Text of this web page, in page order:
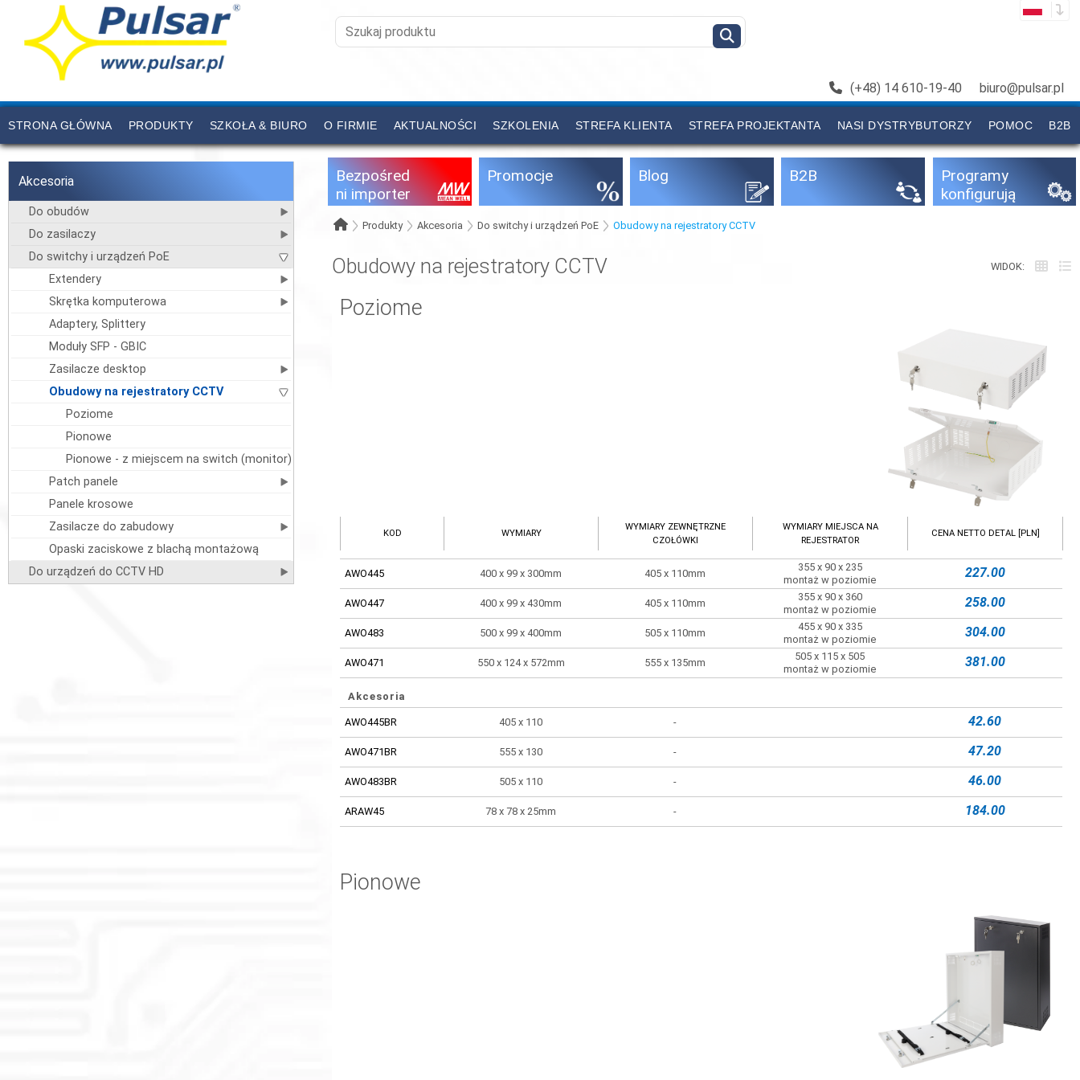
(+48) 14 610-19-40 biuro@pulsar.pl
STRONA GŁÓWNA PRODUKTY SZKOŁA & BIURO O FIRMIE AKTUALNOŚCI SZKOLENIA STREFA KLIENTA STREFA PROJEKTANTA NASI DYSTRYBUTORZY POMOC B2B
CENNIK KONTAKT
Akcesoria
Do obudów
Do zasilaczy
Do switchy i urządzeń PoE
Extendery
Skrętka komputerowa
Adaptery, Splittery
Moduły SFP - GBIC
Zasilacze desktop
Obudowy na rejestratory CCTV
Poziome
Pionowe
Pionowe - z miejscem na switch (monitor)
Patch panele
Panele krosowe
Zasilacze do zabudowy
Opaski zaciskowe z blachą montażową
Do urządzeń do CCTV HD
Bezpośred
ni importer
Promocje Blog B2B
Programy
konfigurują
Produkty Akcesoria Do switchy i urządzeń PoE Obudowy na rejestratory CCTV
Obudowy na rejestratory CCTV WIDOK:
Poziome
KOD WYMIARY
WYMIARY ZEWNĘTRZNE
CZOŁÓWKI
WYMIARY MIEJSCA NA
REJESTRATOR
CENA NETTO DETAL [PLN]
AWO445 400 x 99 x 300mm 405 x 110mm
355 x 90 x 235
montaż w poziomie
227.00
AWO447 400 x 99 x 430mm 405 x 110mm
355 x 90 x 360
montaż w poziomie
258.00
AWO483 500 x 99 x 400mm 505 x 110mm
455 x 90 x 335
montaż w poziomie
304.00
AWO471 550 x 124 x 572mm 555 x 135mm
505 x 115 x 505
montaż w poziomie
381.00
Akcesoria
AWO445BR 405 x 110 - 42.60
AWO471BR 555 x 130 - 47.20
AWO483BR 505 x 110 - 46.00
ARAW45 78 x 78 x 25mm - 184.00
Pionowe